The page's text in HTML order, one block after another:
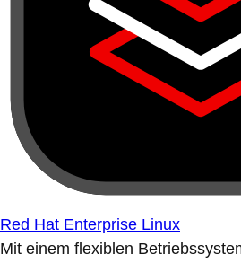
Red Hat Enterprise Linux
Mit einem flexiblen